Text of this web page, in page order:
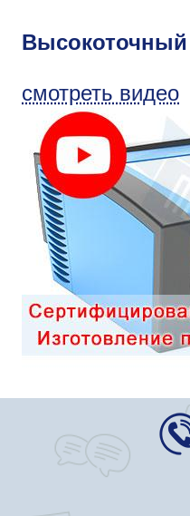
смотреть видео